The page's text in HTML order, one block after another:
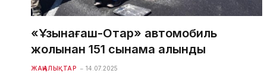
«Ұзынағаш-Отар» автомобиль
жолынан 151 сынама алынды
ЖАҢАЛЫҚТАР 14.07.2025